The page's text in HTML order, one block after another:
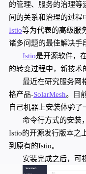
的管理、服务的治理等
间的关系和治理的过程
Istio等为代表的高级服
诸多问题的最佳解决手
Istio是开源软件，
的转变过程中，新技术
最近在研究服务网
格产品-SolarMesh。目
自己机器上安装体验了
命令行方式的安装
Istio的开源发行版本之
到原有的Istio。
安装完成之后，可